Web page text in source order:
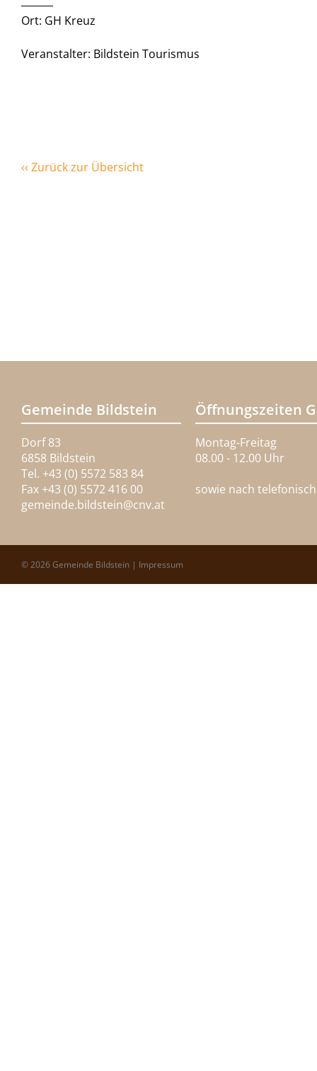
Ort: GH Kreuz
Veranstalter: Bildstein Tourismus
‹‹ Zurück zur Übersicht
Gemeinde Bildstein
Dorf 83
6858 Bildstein
Tel. +43 (0) 5572 583 84
Fax +43 (0) 5572 416 00
gemeinde.bildstein@cnv.at
Öffnungszeiten
Montag-Freitag
08.00 - 12.00 Uhr
sowie nach
© 2026 Gemeinde Bildstein | Impressum